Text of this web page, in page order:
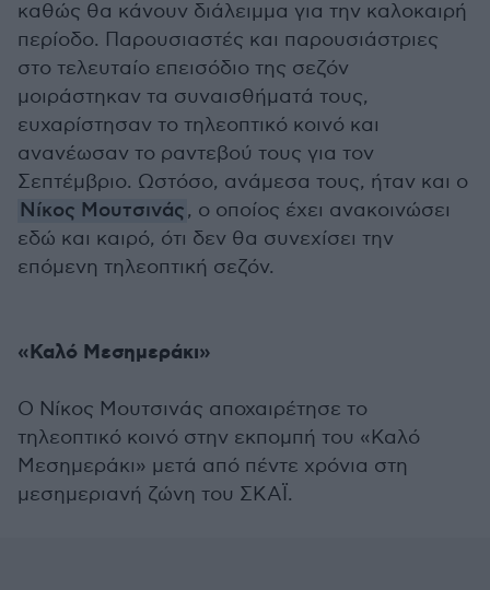
καθώς θα κάνουν διάλειμμα για την καλοκαιρή
περίοδο. Παρουσιαστές και παρουσιάστριες
στο τελευταίο επεισόδιο της σεζόν
μοιράστηκαν τα συναισθήματά τους,
ευχαρίστησαν το τηλεοπτικό κοινό και
ανανέωσαν το ραντεβού τους για τον
Σεπτέμβριο. Ωστόσο, ανάμεσα τους, ήταν και ο
Νίκος Μουτσινάς, ο οποίος έχει ανακοινώσει
εδώ και καιρό, ότι δεν θα συνεχίσει την
επόμενη τηλεοπτική σεζόν.
«Καλό Μεσημεράκι»
Ο Νίκος Μουτσινάς αποχαιρέτησε το
τηλεοπτικό κοινό στην εκπομπή του «Καλό
Μεσημεράκι» μετά από πέντε χρόνια στη
μεσημεριανή ζώνη του ΣΚΑΪ.